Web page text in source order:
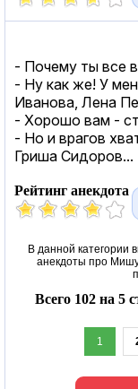
- Почему ты все
- Ну как же! У
Иванова, Лена
- Хорошо вам -
- Но и врагов
Гриша Сидоров...
Рейтинг анекдота
В данной
анекдоты про
Всего 102 на 5
1